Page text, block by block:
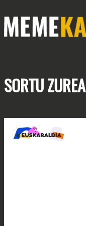
SORTUZUREA